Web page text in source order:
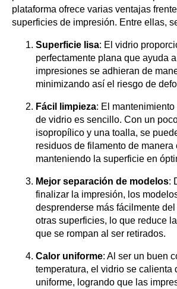
plataforma ofrece varias ventajas
superficies de impresión. Entre ellas,
Superficie lisa: El vidrio
perfectamente plana que ayuda
impresiones se adhieran de
minimizando así el riesgo de
Fácil limpieza: El
de vidrio es sencillo. Con un
isopropílico y una toalla, se
residuos de filamento de manera
manteniendo la superficie en
Mejor separación de modelos:
finalizar la impresión, los
desprenderse más fácilmente
otras superficies, lo que reduce
que se rompan al ser retirados.
Calor uniforme: Al ser un buen
temperatura, el vidrio se calienta
uniforme, logrando que las